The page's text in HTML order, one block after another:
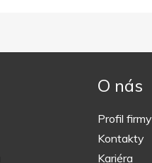
O nás
Profil firmy
Kontakty
Kariéra